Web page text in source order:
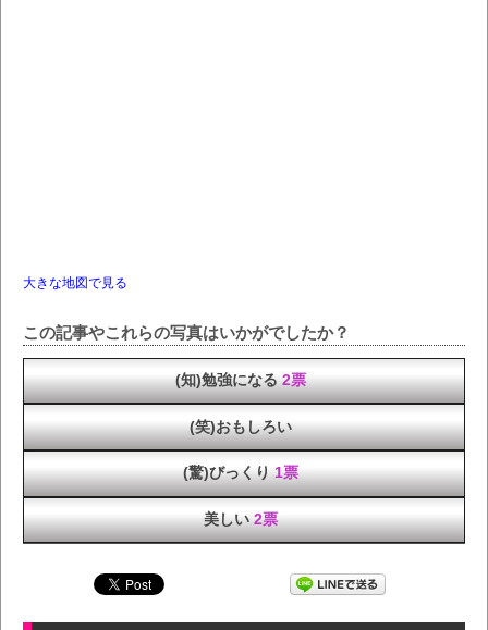
大きな地図で見る
この記事やこれらの写真はいかがでしたか？
(知)勉強になる 2票
(笑)おもしろい
(驚)びっくり 1票
美しい 2票